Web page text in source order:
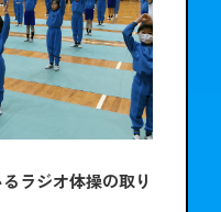
ラジオ体操の取り